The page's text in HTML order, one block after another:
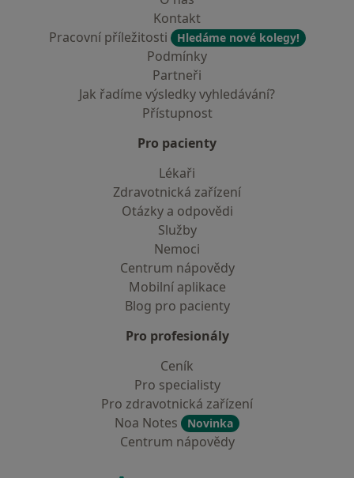
Kontakt
Pracovní příležitosti
Hledáme nové kolegy!
Podmínky
Partneři
Jak řadíme výsledky vyhledávání?
Přístupnost
Pro pacienty
Lékaři
Zdravotnická zařízení
Otázky a odpovědi
Služby
Nemoci
Centrum nápovědy
Mobilní aplikace
Blog pro pacienty
Pro profesionály
Ceník
Pro specialisty
Pro zdravotnická zařízení
Noa Notes
Novinka
Centrum nápovědy